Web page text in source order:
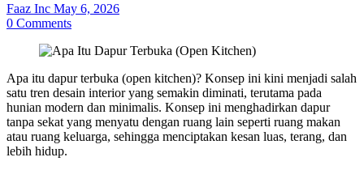
Faaz Inc May 6, 2026
0 Comments
Apa itu dapur terbuka (open kitchen)? Konsep ini kini menjadi salah
satu tren desain interior yang semakin diminati, terutama pada
hunian modern dan minimalis. Konsep ini menghadirkan dapur
tanpa sekat yang menyatu dengan ruang lain seperti ruang makan
atau ruang keluarga, sehingga menciptakan kesan luas, terang, dan
lebih hidup.